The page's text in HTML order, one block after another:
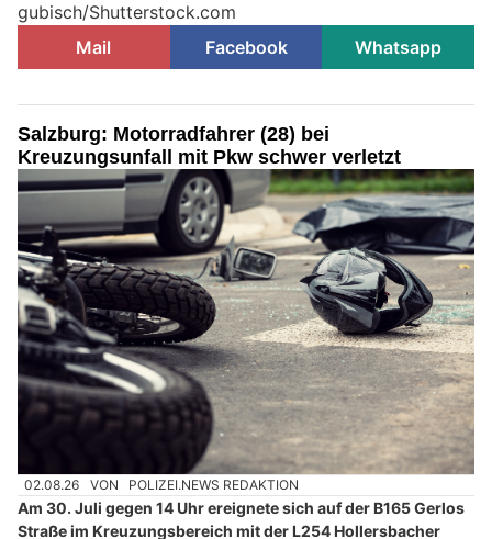
gubisch/Shutterstock.com
Mail
Facebook Whatsapp
Salzburg: Motorradfahrer (28) bei
Kreuzungsunfall mit Pkw schwer verletzt
02.08.26 VON POLIZEI.NEWS REDAKTION
Am 30. Juli gegen 14 Uhr ereignete sich auf der B165 Gerlos
Straße im Kreuzungsbereich mit der L254 Hollersbacher